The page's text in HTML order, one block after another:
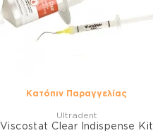
Κατόπιν Παραγγελίας
Ultradent
Viscostat Clear Indispense Kit